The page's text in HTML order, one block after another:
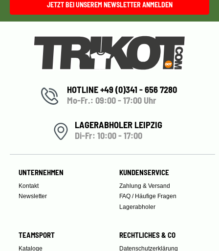
JETZT BEI UNSEREM NEWSLETTER ANMELDEN
HOTLINE +49 (0)341 - 656 7280
Mo-Fr.: 09:00 - 17:00 Uhr
LAGERABHOLER LEIPZIG
Di-Fr: 10:00 - 17:00
UNTERNEHMEN
Kontakt
Newsletter
KUNDENSERVICE
Zahlung & Versand
FAQ / Häufige Fragen
Lagerabholer
TEAMSPORT
Kataloge
RECHTLICHES & CO
Datenschutzerklärung